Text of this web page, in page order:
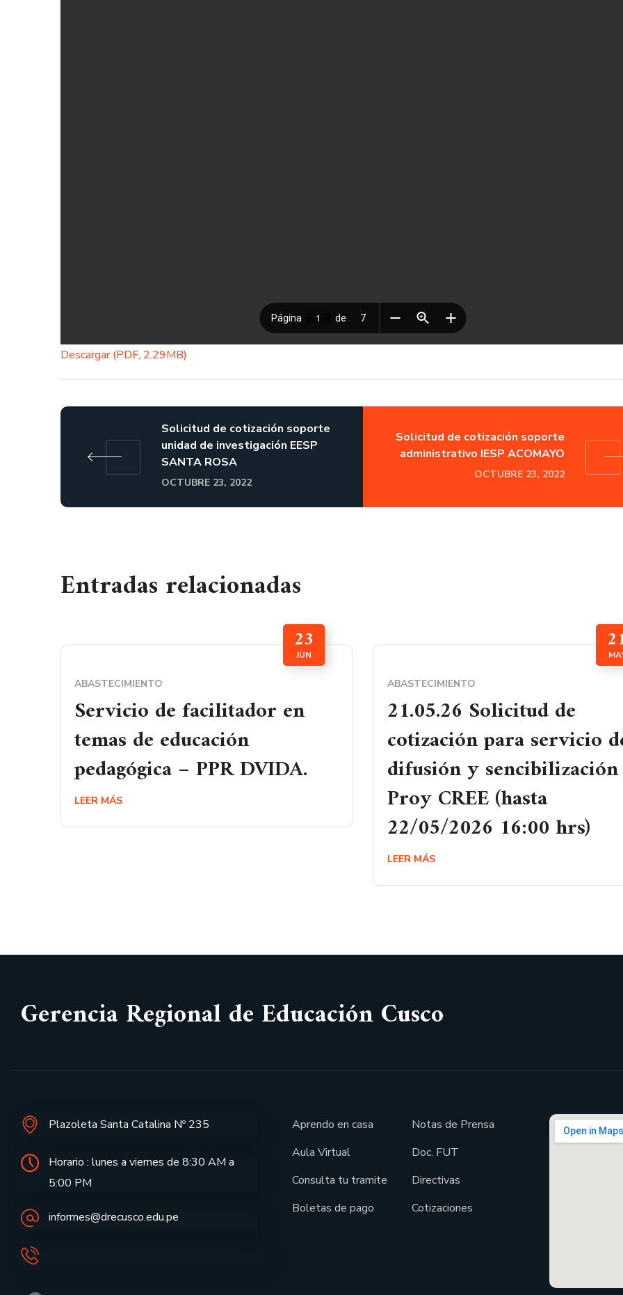
Descargar (PDF, 2.29MB)
Solicitud de cotización soporte
unidad de investigación EESP
SANTA ROSA
OCTUBRE 23, 2022
Solicitud de cotización soporte
administrativo IESP ACOMAYO
OCTUBRE 23, 2022
Entradas relacionadas
23
JUN
ABASTECIMIENTO
Servicio de facilitador en
temas de educación
pedagógica – PPR DVIDA.
LEER MÁS
ABASTECIMIENTO
21.05.26 Solicitud de
cotización para servicio
difusión y
Proy CREE (hasta
22/05/2026 16:00 hrs)
LEER MÁS
Gerencia Regional de Educación Cusco
Plazoleta Santa Catalina Nº 235
Horario : lunes a viernes de 8:30 AM a
5:00 PM
informes@drecusco.edu.pe
Aprendo en casa
Aula Virtual
Consulta tu tramite
Boletas de pago
Notas de Prensa
Doc. FUT
Directivas
Cotizaciones